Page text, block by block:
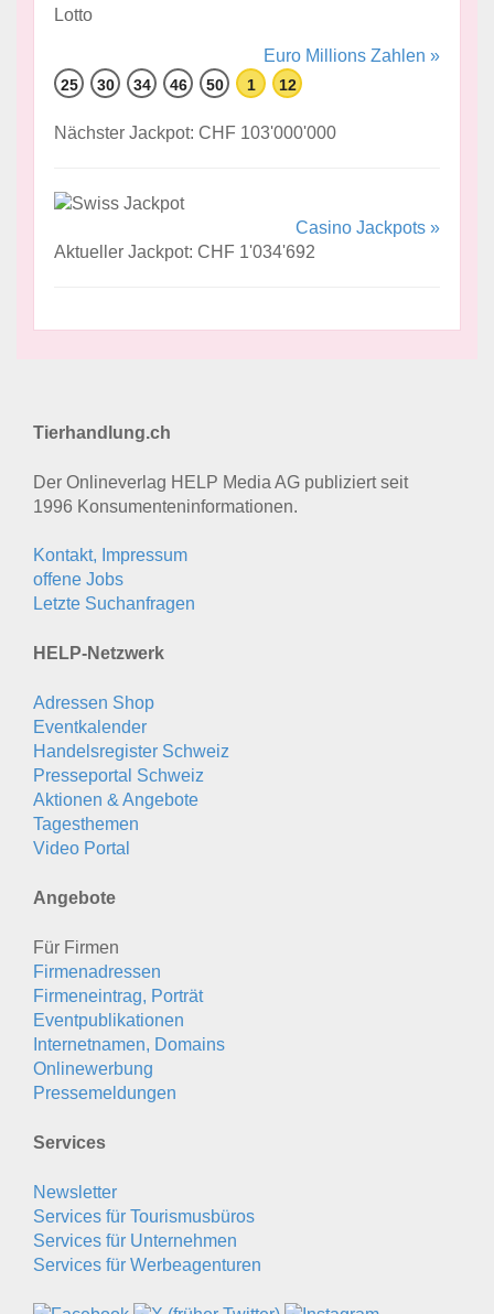
Euro Millions Zahlen »
25 30 34 46 50 1 12
Nächster Jackpot: CHF 103'000'000
Casino Jackpots »
Aktueller Jackpot: CHF 1'034'692
Tierhandlung.ch
Der Onlineverlag HELP Media AG publiziert seit
1996 Konsumenten­informationen.
Kontakt, Impressum
offene Jobs
Letzte Suchanfragen
HELP-Netzwerk
Adressen Shop
Eventkalender
Handelsregister Schweiz
Presseportal Schweiz
Aktionen & Angebote
Tagesthemen
Video Portal
Angebote
Für Firmen
Firmenadressen
Firmeneintrag, Porträt
Eventpublikationen
Internetnamen, Domains
Onlinewerbung
Pressemeldungen
Services
Newsletter
Services für Tourismusbüros
Services für Unternehmen
Services für Werbeagenturen